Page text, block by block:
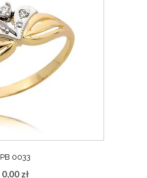
PB 0033
0,00 zł